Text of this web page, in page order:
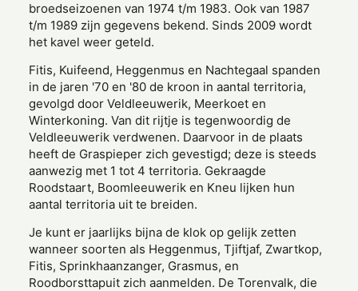
broedseizoenen van 1974 t/m 1983. Ook van 1987
t/m 1989 zijn gegevens bekend. Sinds 2009 wordt
het kavel weer geteld.
Fitis, Kuifeend, Heggenmus en Nachtegaal spanden
in de jaren '70 en '80 de kroon in aantal territoria,
gevolgd door Veldleeuwerik, Meerkoet en
Winterkoning. Van dit rijtje is tegenwoordig de
Veldleeuwerik verdwenen. Daarvoor in de plaats
heeft de Graspieper zich gevestigd; deze is steeds
aanwezig met 1 tot 4 territoria. Gekraagde
Roodstaart, Boomleeuwerik en Kneu lijken hun
aantal territoria uit te breiden.
Je kunt er jaarlijks bijna de klok op gelijk zetten
wanneer soorten als Heggenmus, Tjiftjaf, Zwartkop,
Fitis, Sprinkhaanzanger, Grasmus, en
Roodborsttapuit zich aanmelden. De Torenvalk, die